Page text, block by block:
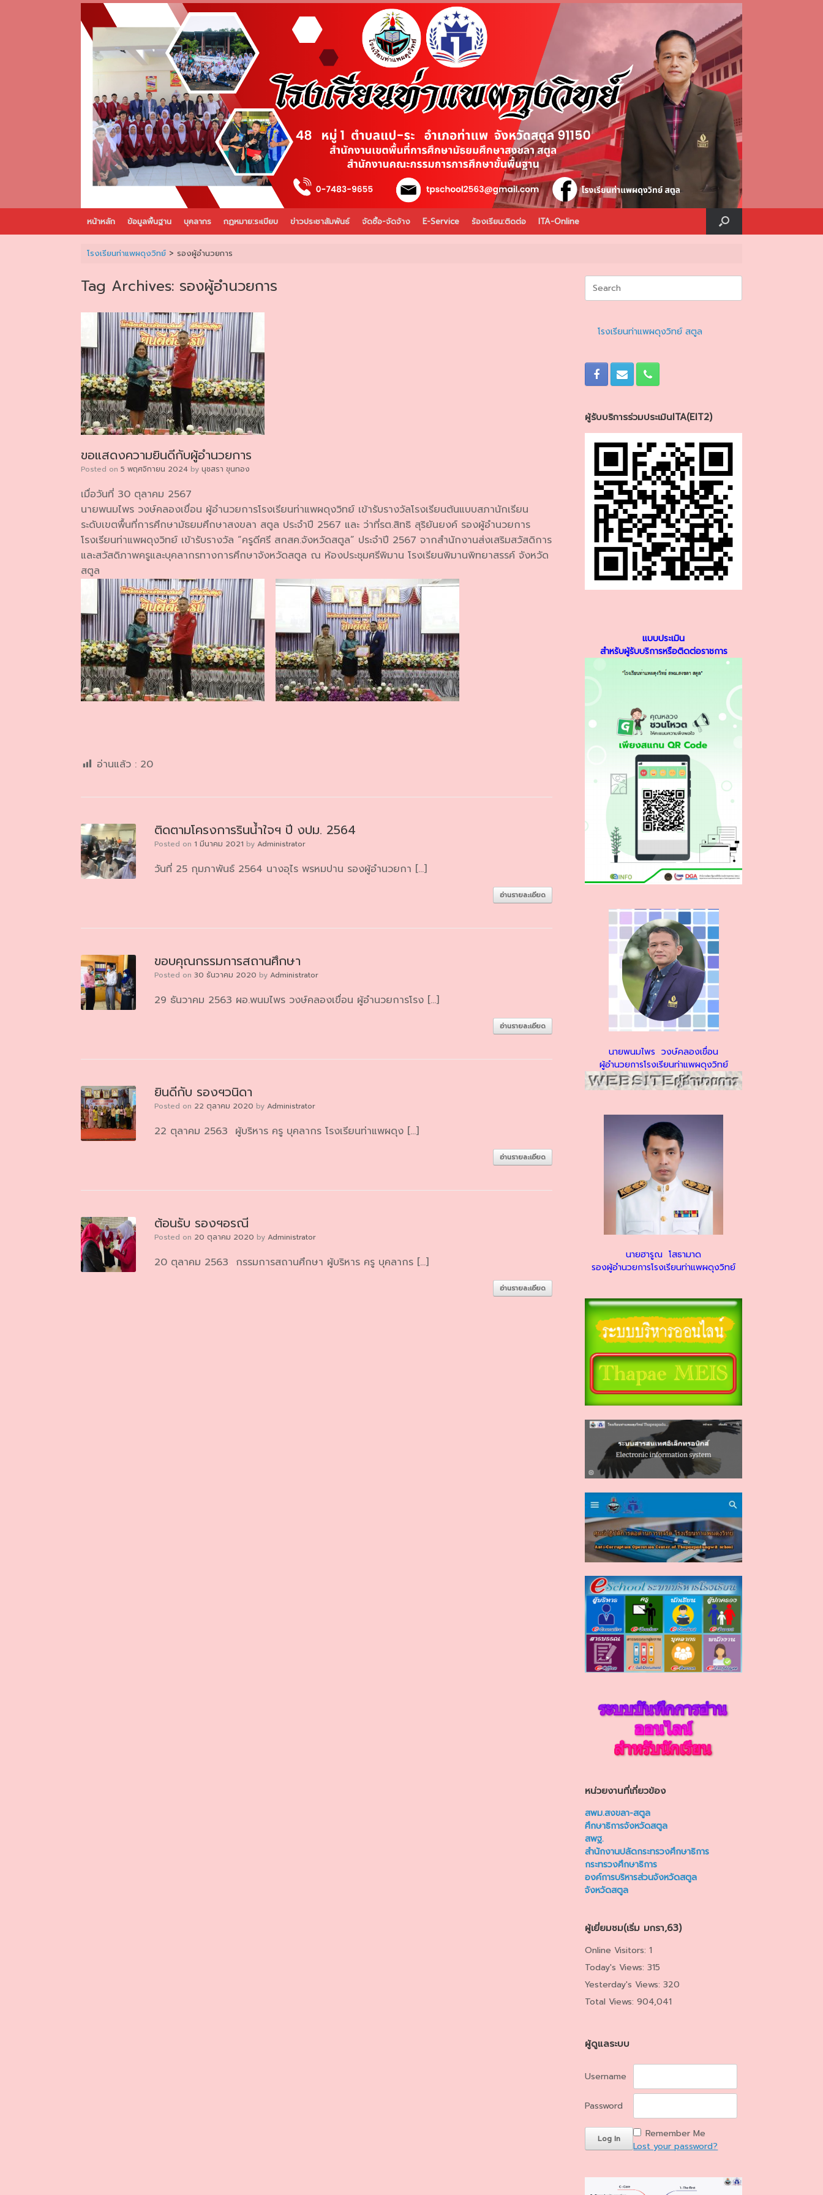
หน้าหลัก ข้อมูลพื้นฐาน บุคลากร กฏหมาย:ระเบียบ ข่าวประชาสัมพันธ์ จัดซื้อ-จัดจ้าง E-Service ร้องเรียน:ติดต่อ ITA-Online
โรงเรียนท่าแพผดุงวิทย์> รองผู้อำนวยการ
Tag Archives: รองผู้อำนวยการ
ขอแสดงความยินดีกับผู้อำนวยการ
Posted on 5 พฤศจิกายน 2024 by นุชสรา ขุนทอง
เมื่อวันที่ 30 ตุลาคม 2567
นายพนมไพร วงษ์คลองเขื่อน ผู้อำนวยการโรงเรียนท่าแพผดุงวิทย์ เข้ารับรางวัลโรงเรียนต้นแบบสภานักเรียน
ระดับเขตพื้นที่การศึกษามัธยมศึกษาสงขลา สตูล ประจำปี 2567 และ ว่าที่รต.สิทธิ สุริยันยงค์ รองผู้อำนวยการ
โรงเรียนท่าแพผดุงวิทย์ เข้ารับรางวัล “ครูดีศรี สกสค.จังหวัดสตูล” ประจำปี 2567 จากสำนักงานส่งเสริมสวัสดิการ
และสวัสดิภาพครูและบุคลากรทางการศึกษาจังหวัดสตูล ณ ห้องประชุมศรีพิมาน โรงเรียนพิมานพิทยาสรรค์ จังหวัด
สตูล
อ่านแล้ว : 20
ติดตามโครงการรินน้ำใจฯ ปี งปม. 2564
Posted on 1 มีนาคม 2021 byAdministrator
วันที่ 25 กุมภาพันธ์ 2564 นางอุไร พรหมปาน รองผู้อำนวยกา […]
อ่านรายละเอียด
ขอบคุณกรรมการสถานศึกษา
Posted on30 ธันวาคม 2020 byAdministrator
29 ธันวาคม 2563 ผอ.พนมไพร วงษ์คลองเขื่อน ผู้อำนวยการโรง […]
อ่านรายละเอียด
ยินดีกับ รองฯวนิดา
Posted on 22 ตุลาคม 2020 byAdministrator
22 ตุลาคม 2563 ผู้บริหาร ครู บุคลากร โรงเรียนท่าแพผดุง […]
อ่านรายละเอียด
ต้อนรับ รองฯอรณี
Posted on 20 ตุลาคม 2020 byAdministrator
20 ตุลาคม 2563 กรรมการสถานศึกษา ผู้บริหาร ครู บุคลากร […]
อ่านรายละเอียด
Search
for:
โรงเรียนท่าแพผดุงวิทย์ สตูล
ผู้รับบริการร่วมประเมินITA(EIT2)
แบบประเมิน
สำหรับผู้รับบริการหรือติดต่อราชการ
นายพนมไพร วงษ์คลองเขื่อน
ผู้อำนวยการโรงเรียนท่าแพผดุงวิทย์
นายฮารูณ โสธามาด
รองผู้อำนวยการโรงเรียนท่าแพผดุงวิทย์
หน่วยงานที่เกี่ยวข้อง
สพม.สงขลา-สตูล
ศึกษาธิการจังหวัดสตูล
สพฐ.
สำนักงานปลัดกระทรวงศึกษาธิการ
กระทรวงศึกษาธิการ
องค์การบริหารส่วนจังหวัดสตูล
จังหวัดสตูล
ผู้เยี่ยมชม(เริ่ม มกรา,63)
Online Visitors:1
Today's Views:315
Yesterday's Views:320
Total Views:904,041
ผู้ดูแลระบบ
Username
Password
Remember Me
Lost your password?